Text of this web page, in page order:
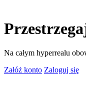
Na całym hyperrealu
Załóż konto Zaloguj się